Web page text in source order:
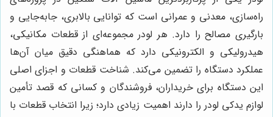
راه‌سازی، معدنی و عمرانی است که توانایی بالابری، جابه‌جایی و
بارگیری مصالح را دارد. هر لودر مجموعه‌ای از قطعات مکانیکی،
هیدرولیکی و الکترونیکی دارد که هماهنگی دقیق میان آن‌ها
عملکرد دستگاه را تضمین می‌کند. شناخت قطعات و اجزای اصلی
این دستگاه برای خریداران، فروشندگان و کسانی که قصد تأمین
لوازم یدکی لودر را دارند اهمیت زیادی دارد؛ زیرا انتخاب قطعات با